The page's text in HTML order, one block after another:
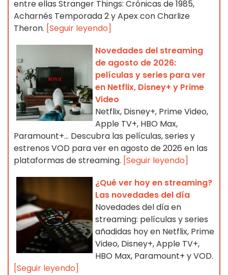
entre ellas Stranger Things: Crónicas de 1985,
Acharnés Temporada 2 y Apex con Charlize
Theron. [Seguir leyendo]
Novedades del streaming
de agosto de 2026:
películas y series para ver
en Netflix, Disney+ y Prime
Video
Netflix, Disney+, Prime Video,
Apple TV+, HBO Max,
Paramount+… Descubra las películas, series y
estrenos VOD para ver en agosto de 2026 en las
plataformas de streaming. [Seguir leyendo]
¿Qué ver hoy en streaming?
Las novedades del día
Novedades del día en
streaming: películas y series
añadidas hoy en Netflix, Prime
Video, Disney+, Apple TV+,
HBO Max, Paramount+ y VOD.
[Seguir leyendo]